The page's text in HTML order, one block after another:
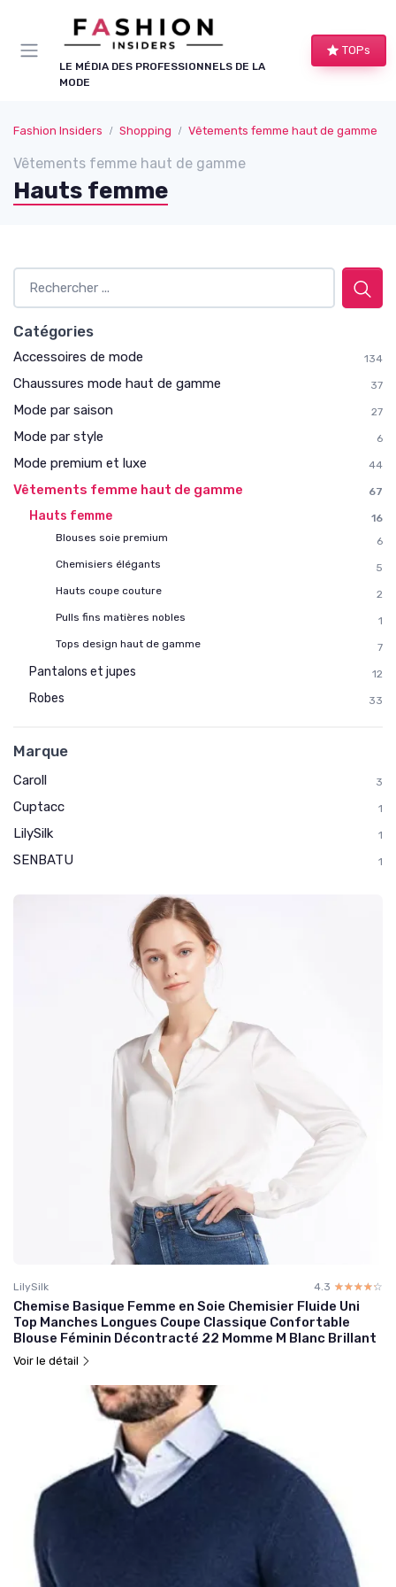
LE MÉDIA DES PROFESSIONNELS DE LA
MODE
TOPs
Fashion Insiders Shopping Vêtements femme haut de gamme
Vêtements femme haut de gamme
Hauts femme
Catégories
Accessoires de mode 134
Chaussures mode haut de gamme 37
Mode par saison 27
Mode par style 6
Mode premium et luxe 44
Vêtements femme haut de gamme 67
Hauts femme
16
Blouses soie premium
6
Chemisiers élégants
5
Hauts coupe couture
2
Pulls fins matières nobles
1
Tops design haut de gamme
7
Pantalons et jupes 12
Robes 33
Marque
Caroll 3
Cuptacc 1
LilySilk 1
SENBATU 1
LilySilk 4.3 ☆☆☆☆☆
★★★★★
Chemise Basique Femme en Soie Chemisier Fluide Uni
Top Manches Longues Coupe Classique Confortable
Blouse Féminin Décontracté 22 Momme M Blanc Brillant
Voir le détail